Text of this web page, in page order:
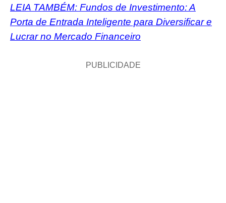
LEIA TAMBÉM: Fundos de Investimento: A
Porta de Entrada Inteligente para Diversificar e
Lucrar no Mercado Financeiro
PUBLICIDADE